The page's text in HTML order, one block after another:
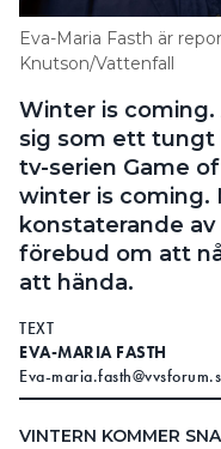
Information om
Search for:
SEARCH
Eva-Maria Fasth är
Knutson/Vattenfall
Winter is
sig som ett tungt
tv-serien Game
winter is coming.
konstaterande
förebud om att
att hända.
TEXT
EVA-MARIA FASTH
Eva-
VINTERN KOMMER